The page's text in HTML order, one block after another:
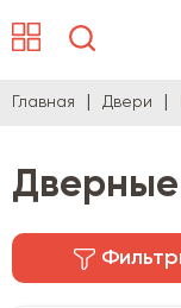
Главная Двери